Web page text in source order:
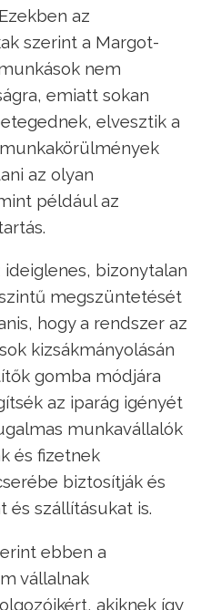
az
szerint a Margot-
nem
emiatt sokan
elvesztik a
az olyan
például az
bizonytalan
megszüntetését
hogy a rendszer az
kizsákmányolásán
gomba módjára
az iparág igényét
munkavállalók
és fizetnek
biztosítják és
és szállításukat is.
ebben a
vállalnak
akiknek így